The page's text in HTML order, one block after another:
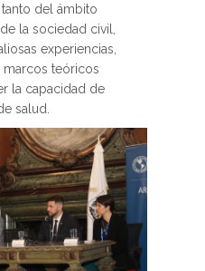
del ámbito
la sociedad civil,
experiencias,
marcos teóricos
la capacidad de
salud.